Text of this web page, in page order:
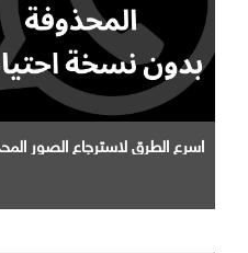
اسرع الطرق لاسترجاع الصور